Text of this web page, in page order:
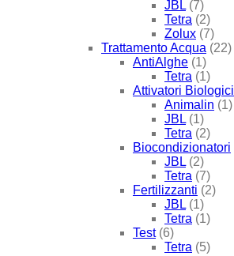
JBL (7)
Tetra (2)
Zolux (7)
Trattamento Acqua (22)
AntiAlghe (1)
Tetra (1)
Attivatori Biologici
Animalin (1)
JBL (1)
Tetra (2)
Biocondizionatori
JBL (2)
Tetra (7)
Fertilizzanti (2)
JBL (1)
Tetra (1)
Test (6)
Tetra (5)